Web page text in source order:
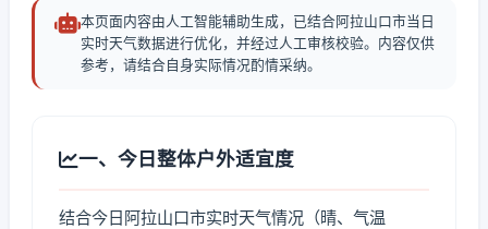
本页面内容由人工智能辅助生成，已结合阿拉山口市当日
实时天气数据进行优化，并经过人工审核校验。内容仅供
参考，请结合自身实际情况酌情采纳。
一、今日整体户外适宜度
结合今日阿拉山口市实时天气情况（晴、气温